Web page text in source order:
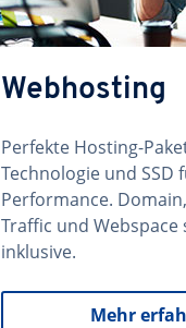
Webhosting
Perfekte Hosting-
Technologie und SSD
Performance.
Traffic und Webspace
inklusive.
Mehr